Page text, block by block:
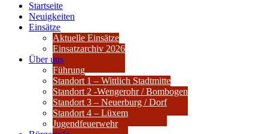
Startseite
Neuigkeiten
Einsätze
Aktuelle Einsätze
Einsatzarchiv 2026
Über uns
Führung
Standort 1 – Wittlich Stadtmitte
Standort 2 -Wengerohr / Bombogen
Standort 3 – Neuerburg / Dorf
Standort 4 – Lüxem
Jugendfeuerwehr